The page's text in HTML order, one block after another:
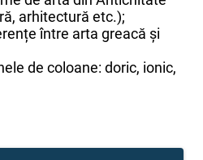
arhitectură etc.);
între arta greacă și
de coloane: doric, ionic,